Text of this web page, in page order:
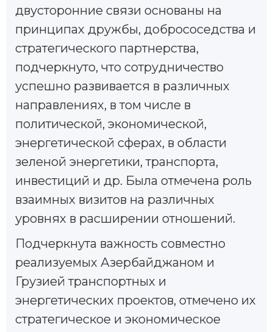
двусторонние связи основаны на
принципах дружбы, добрососедства и
стратегического партнерства,
подчеркнуто, что сотрудничество
успешно развивается в различных
направлениях, в том числе в
политической, экономической,
энергетической сферах, в области
зеленой энергетики, транспорта,
инвестиций и др. Была отмечена роль
взаимных визитов на различных
уровнях в расширении отношений.
Подчеркнута важность совместно
реализуемых Азербайджаном и
Грузией транспортных и
энергетических проектов, отмечено их
стратегическое и экономическое